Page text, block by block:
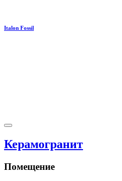
Italon Fossil
Керамогранит
Помещение